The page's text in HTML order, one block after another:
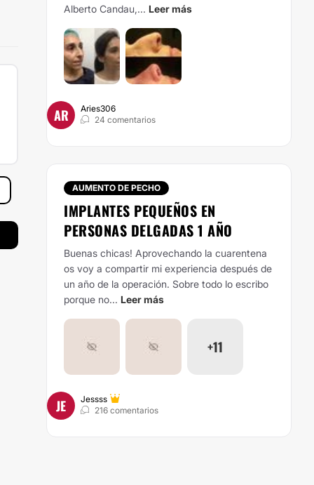
Alberto Candau,... Leer más
AR
Aries306
24 comentarios
AUMENTO DE PECHO
IMPLANTES PEQUEÑOS EN
PERSONAS DELGADAS 1 AÑO
Buenas chicas! Aprovechando la cuarentena
os voy a compartir mi experiencia después de
un año de la operación. Sobre todo lo escribo
porque no... Leer más
+11
JE
Jessss
216 comentarios